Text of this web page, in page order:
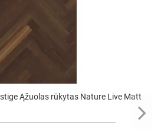
Ąžuolas rūkytas Nature Live Matt